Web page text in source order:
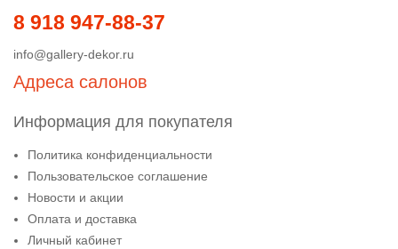
8 918 947-88-37
info@gallery-dekor.ru
Адреса салонов
Информация для покупателя
Политика конфиденциальности
Пользовательское соглашение
Новости и акции
Оплата и доставка
Личный кабинет